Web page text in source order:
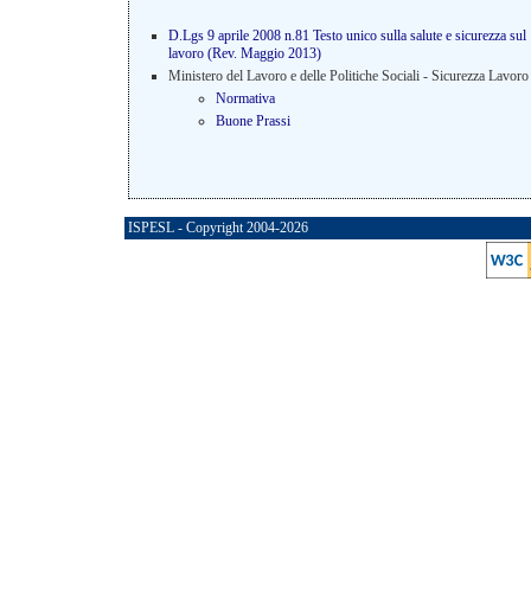
D.Lgs 9 aprile 2008 n.81 Testo unico sulla salute e sicurezza sul
lavoro (Rev. Maggio 2013)
Ministero del Lavoro e delle Politiche Sociali - Sicurezza Lavoro
Normativa
Buone Prassi
ISPESL - Copyright 2004-2026